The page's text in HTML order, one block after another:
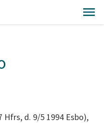
Hfrs, d. 9/5 1994 Esbo),